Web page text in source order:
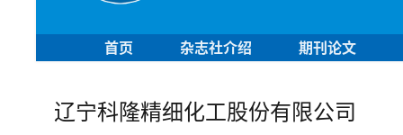
首页 杂志社介绍 期刊论文
辽宁科隆精细化工股份有限公司